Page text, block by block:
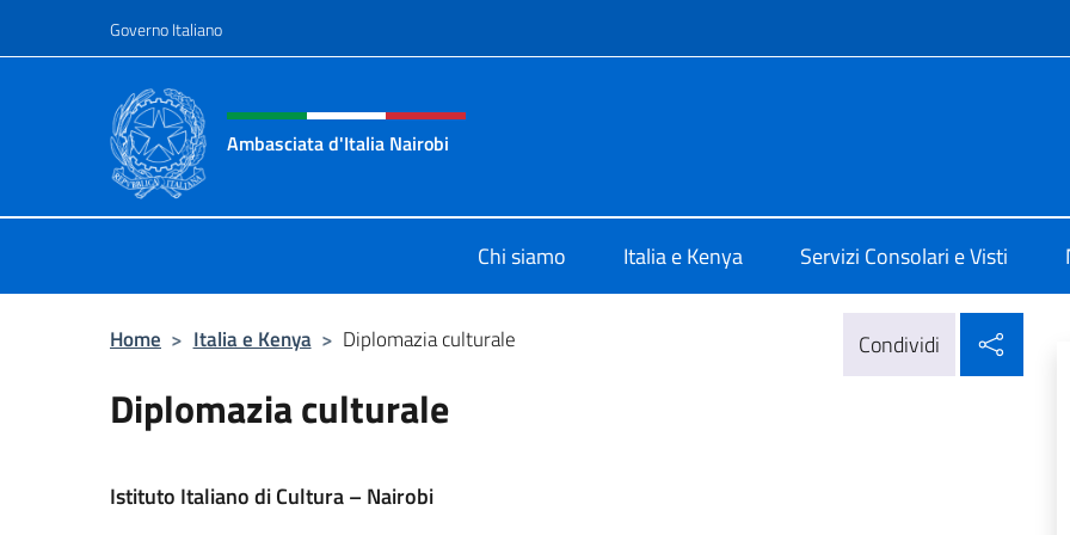
Governo Italiano
Intestazione sito, social e menù
Ambasciata d'Italia Nairobi
Chi siamo Italia e Kenya Servizi Consolari e Visti
Home > Italia e Kenya > Diplomazia culturale Condividi
Diplomazia culturale
Istituto Italiano di Cultura – Nairobi